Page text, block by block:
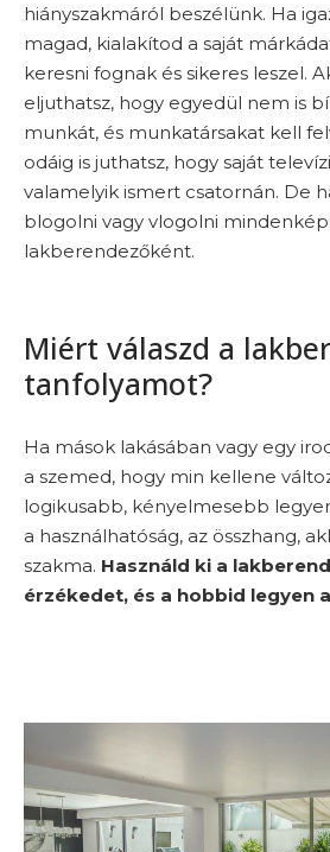
hiányszakmáról beszélünk. Ha
magad, kialakítod a saját
keresni fognak és sikeres leszel.
eljuthatsz, hogy egyedül nem is
munkát, és munkatársakat kell
odáig is juthatsz, hogy saját
valamelyik ismert csatornán. De
blogolni vagy vlogolni
lakberendezőként.
Miért válaszd a
tanfolyamot?
Ha mások lakásában vagy egy
a szemed, hogy min kellene
logikusabb, kényelmesebb
a használhatóság, az összhang,
szakma. Használd ki a
érzékedet, és a hobbid legyen